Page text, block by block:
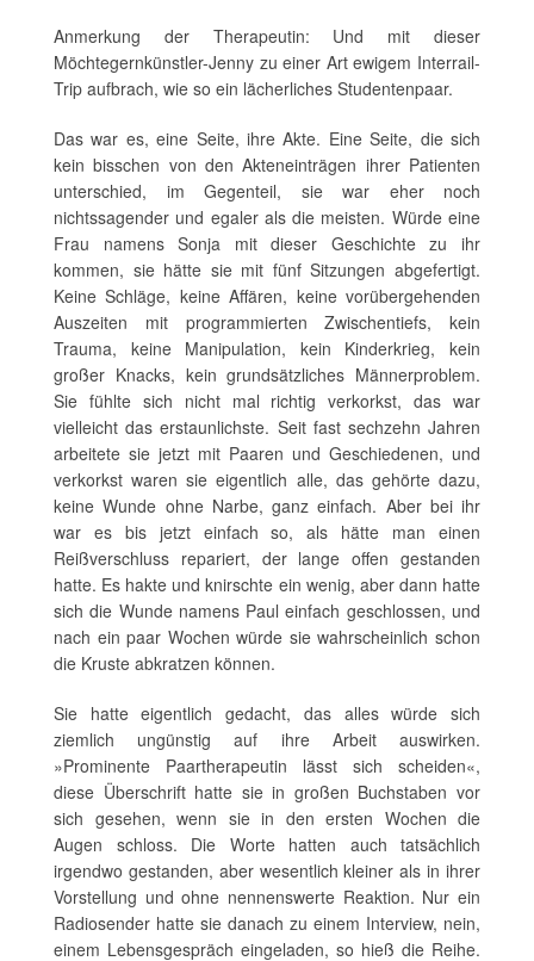
Anmerkung der Therapeutin: Und mit dieser
Möchtegernkünstler-Jenny zu einer Art ewigem Interrail-
Trip aufbrach, wie so ein lächerliches Studentenpaar.
Das war es, eine Seite, ihre Akte. Eine Seite, die sich
kein bisschen von den Akteneinträgen ihrer Patienten
unterschied, im Gegenteil, sie war eher noch
nichtssagender und egaler als die meisten. Würde eine
Frau namens Sonja mit dieser Geschichte zu ihr
kommen, sie hätte sie mit fünf Sitzungen abgefertigt.
Keine Schläge, keine Affären, keine vorübergehenden
Auszeiten mit programmierten Zwischentiefs, kein
Trauma, keine Manipulation, kein Kinderkrieg, kein
großer Knacks, kein grundsätzliches Männerproblem.
Sie fühlte sich nicht mal richtig verkorkst, das war
vielleicht das erstaunlichste. Seit fast sechzehn Jahren
arbeitete sie jetzt mit Paaren und Geschiedenen, und
verkorkst waren sie eigentlich alle, das gehörte dazu,
keine Wunde ohne Narbe, ganz einfach. Aber bei ihr
war es bis jetzt einfach so, als hätte man einen
Reißverschluss repariert, der lange offen gestanden
hatte. Es hakte und knirschte ein wenig, aber dann hatte
sich die Wunde namens Paul einfach geschlossen, und
nach ein paar Wochen würde sie wahrscheinlich schon
die Kruste abkratzen können.
Sie hatte eigentlich gedacht, das alles würde sich
ziemlich ungünstig auf ihre Arbeit auswirken.
»Prominente Paartherapeutin lässt sich scheiden«,
diese Überschrift hatte sie in großen Buchstaben vor
sich gesehen, wenn sie in den ersten Wochen die
Augen schloss. Die Worte hatten auch tatsächlich
irgendwo gestanden, aber wesentlich kleiner als in ihrer
Vorstellung und ohne nennenswerte Reaktion. Nur ein
Radiosender hatte sie danach zu einem Interview, nein,
einem Lebensgespräch eingeladen, so hieß die Reihe.